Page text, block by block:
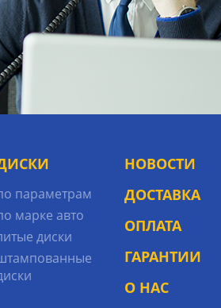
параметрам
марке авто
диски
НОВОСТИ
ДОСТАВКА
ОПЛАТА
ГАРАНТИИ
О НАС